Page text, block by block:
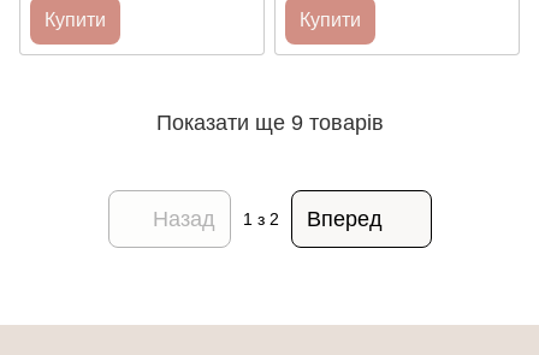
Купити Купити
Показати ще 9 товарів
Назад 1 з 2 Вперед